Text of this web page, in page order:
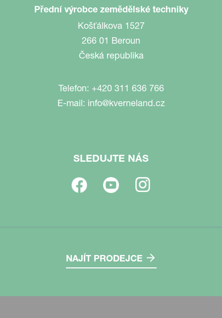
Přední výrobce zemědělské techniky
Košťálkova 1527
266 01 Beroun
Česká republika
Telefon: +420 311 636 766
E-mail: info@kverneland.cz
SLEDUJTE NÁS
NAJÍT PRODEJCE